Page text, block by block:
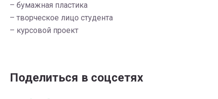
– бумажная пластика
– творческое лицо студента
– курсовой проект
Поделиться в соцсетях